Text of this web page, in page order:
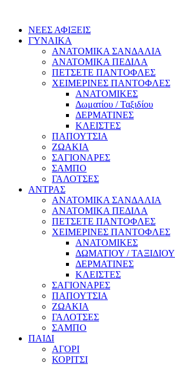
ΝΕΕΣ ΑΦΙΞΕΙΣ
ΓΥΝΑΙΚΑ
ΑΝΑΤΟΜΙΚΑ ΣΑΝΔΑΛΙΑ
ΑΝΑΤΟΜΙΚΑ ΠΕΔΙΛΑ
ΠΕΤΣΕΤΕ ΠΑΝΤΟΦΛΕΣ
ΧΕΙΜΕΡΙΝΕΣ ΠΑΝΤΟΦΛΕΣ
ΑΝΑΤΟΜΙΚΕΣ
Δωματίου / Ταξιδίου
ΔΕΡΜΑΤΙΝΕΣ
ΚΛΕΙΣΤΕΣ
ΠΑΠΟΥΤΣΙΑ
ΖΩΑΚΙΑ
ΣΑΓΙΟΝΑΡΕΣ
ΣΑΜΠΟ
ΓΑΛΟΤΣΕΣ
ΑΝΤΡΑΣ
ΑΝΑΤΟΜΙΚΑ ΣΑΝΔΑΛΙΑ
ΑΝΑΤΟΜΙΚΑ ΠΕΔΙΛΑ
ΠΕΤΣΕΤΕ ΠΑΝΤΟΦΛΕΣ
ΧΕΙΜΕΡΙΝΕΣ ΠΑΝΤΟΦΛΕΣ
ΑΝΑΤΟΜΙΚΕΣ
ΔΩΜΑΤΙΟΥ / ΤΑΞΙΔΙΟΥ
ΔΕΡΜΑΤΙΝΕΣ
ΚΛΕΙΣΤΕΣ
ΣΑΓΙΟΝΑΡΕΣ
ΠΑΠΟΥΤΣΙΑ
ΖΩΑΚΙΑ
ΓΑΛΟΤΣΕΣ
ΣΑΜΠΟ
ΠΑΙΔΙ
ΑΓΟΡΙ
ΚΟΡΙΤΣΙ